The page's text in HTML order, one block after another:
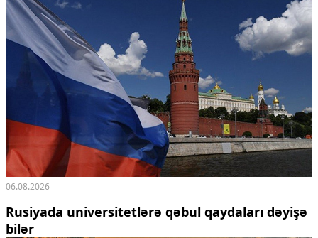
06.08.2026
Rusiyada universitetlərə qəbul qaydaları dəyişə
bilər